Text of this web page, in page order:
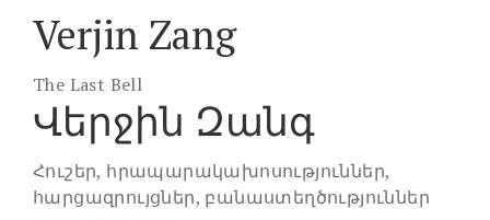
Verjin Zang
The Last Bell
Վերջին Զանգ
Հուշեր, հրապարակախոսություններ,
հարցազրույցներ, բանաստեղծություններ